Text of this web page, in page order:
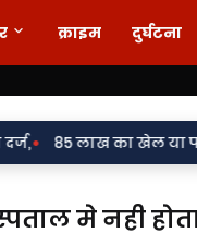
क्राइम दुर्घटना
खेल या पारदर्शिता पर
मे नही